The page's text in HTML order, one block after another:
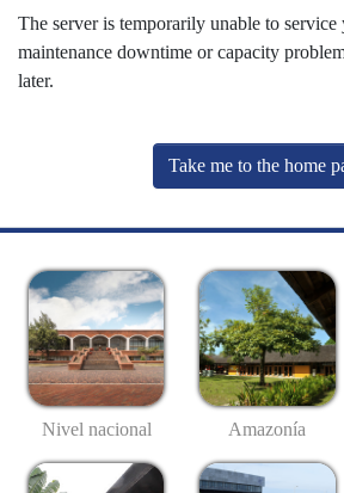
The server is temporarily unable to service
maintenance downtime or capacity
later.
Take me to the home
Nivel nacional Amazonía